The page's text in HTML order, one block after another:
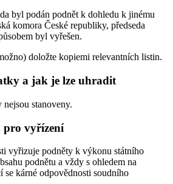
byl podán podnět k dohledu k jinému
komora České republiky, předseda
byl vyřešen.
doložte kopiemi relevantních listin.
a jak je lze uhradit
stanoveny.
pro vyřízení
vyřizuje podněty k výkonu státního
podnětu a vždy s ohledem na
kárné odpovědnosti soudního